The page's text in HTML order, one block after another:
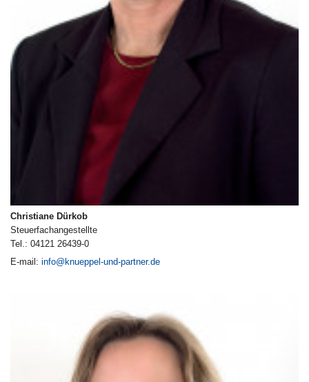
Christiane Dürkob
Steuerfachangestellte
Tel.: 04121 26439-0
E-mail: info@knueppel-und-partner.de